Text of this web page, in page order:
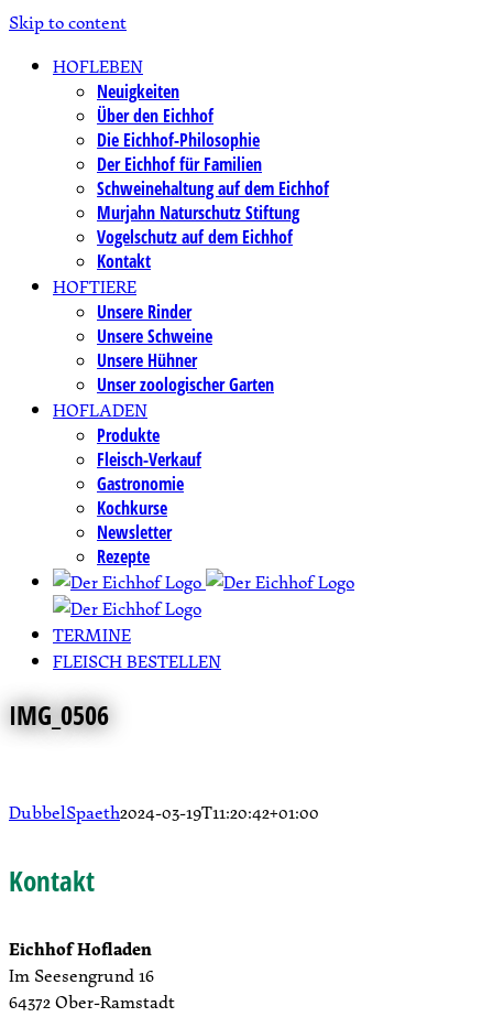
Skip to content
HOFLEBEN
Neuigkeiten
Über den Eichhof
Die Eichhof-Philosophie
Der Eichhof für Familien
Schweinehaltung auf dem Eichhof
Murjahn Naturschutz Stiftung
Vogelschutz auf dem Eichhof
Kontakt
HOFTIERE
Unsere Rinder
Unsere Schweine
Unsere Hühner
Unser zoologischer Garten
HOFLADEN
Produkte
Fleisch-Verkauf
Gastronomie
Kochkurse
Newsletter
Rezepte
TERMINE
FLEISCH BESTELLEN
IMG_0506
DubbelSpaeth2024-03-19T11:20:42+01:00
Kontakt
Eichhof Hofladen
Im Seesengrund 16
64372 Ober-Ramstadt